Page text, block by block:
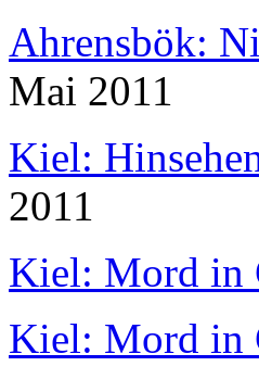
Ahrensbök:
Mai 2011
Kiel:
2011
Kiel: Mord in
Kiel: Mord in